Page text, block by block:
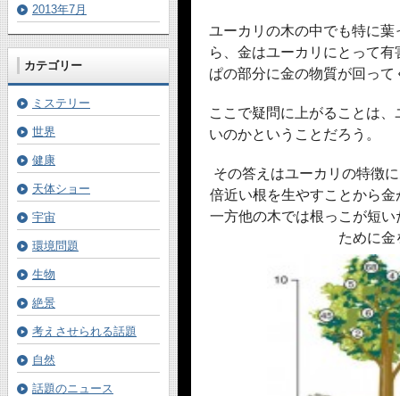
ユーカリの木の中でも特に
ら、金はユーカリにとって
ぱの部分に金の物質が回っ
ここで疑問に上がることは
いのかということだろう。
その答えはユーカリの特徴
倍近い根を生やすことから
一方他の木では根っこが短
ために金
2013年7月
カテゴリー
ミステリー
世界
健康
天体ショー
宇宙
環境問題
生物
絶景
考えさせられる話題
自然
話題のニュース